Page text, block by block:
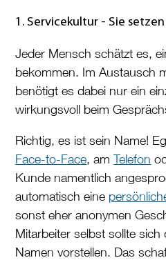
1. Servicekultur - Sie
Jeder Mensch schätzt es,
bekommen. Im Austausch
benötigt es dabei nur ein
wirkungsvoll beim
Richtig, es ist sein Name!
Face-to-Face, amTelefon
Kunde namentlich
automatisch eine
sonst eher anonymen
Mitarbeiter selbst sollte
Namen vorstellen. Das